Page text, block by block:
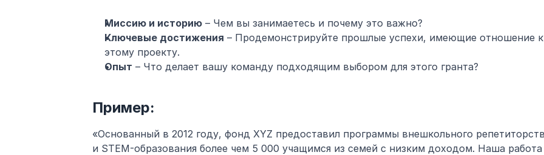
Миссию и историю – Чем вы занимаетесь и почему это важно?
Ключевые достижения – Продемонстрируйте прошлые успехи, имеющие отношение к
этому проекту.
Опыт – Что делает вашу команду подходящим выбором для этого гранта?
Пример:
«Основанный в 2012 году, фонд XYZ предоставил программы внешкольного
и STEM-образования более чем 5 000 учащимся из семей с низким доходом. Наша работа